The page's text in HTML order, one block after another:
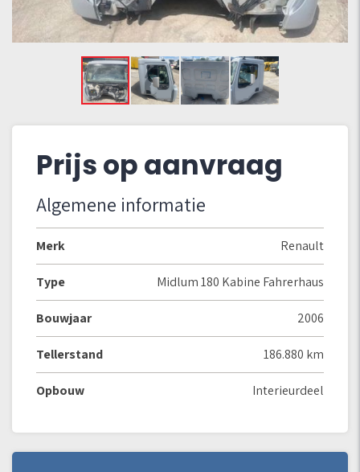
Prijs op aanvraag
Algemene informatie
Merk Renault
Type Midlum 180 Kabine Fahrerhaus
Bouwjaar 2006
Tellerstand 186.880 km
Opbouw Interieurdeel